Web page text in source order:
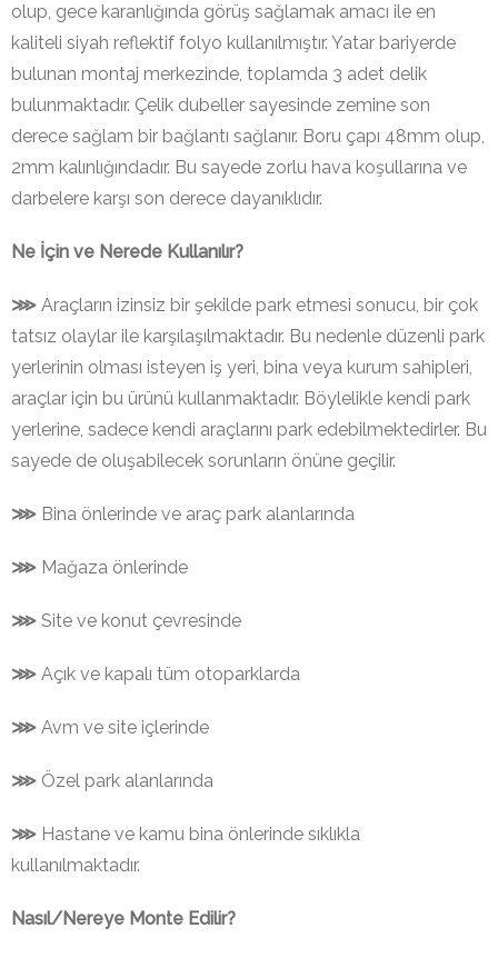
olup, gece karanlığında görüş sağlamak amacı ile en
kaliteli siyah reflektif folyo kullanılmıştır. Yatar bariyerde
bulunan montaj merkezinde, toplamda 3 adet delik
bulunmaktadır. Çelik dubeller sayesinde zemine son
derece sağlam bir bağlantı sağlanır. Boru çapı 48mm olup,
2mm kalınlığındadır. Bu sayede zorlu hava koşullarına ve
darbelere karşı son derece dayanıklıdır.
Ne İçin ve Nerede Kullanılır?
⋙ Araçların izinsiz bir şekilde park etmesi sonucu, bir çok
tatsız olaylar ile karşılaşılmaktadır. Bu nedenle düzenli park
yerlerinin olması isteyen iş yeri, bina veya kurum sahipleri,
araçlar için bu ürünü kullanmaktadır. Böylelikle kendi park
yerlerine, sadece kendi araçlarını park edebilmektedirler. Bu
sayede de oluşabilecek sorunların önüne geçilir.
⋙ Bina önlerinde ve araç park alanlarında
⋙ Mağaza önlerinde
⋙ Site ve konut çevresinde
⋙ Açık ve kapalı tüm otoparklarda
⋙ Avm ve site içlerinde
⋙ Özel park alanlarında
⋙ Hastane ve kamu bina önlerinde sıklıkla
kullanılmaktadır.
Nasıl/Nereye Monte Edilir?